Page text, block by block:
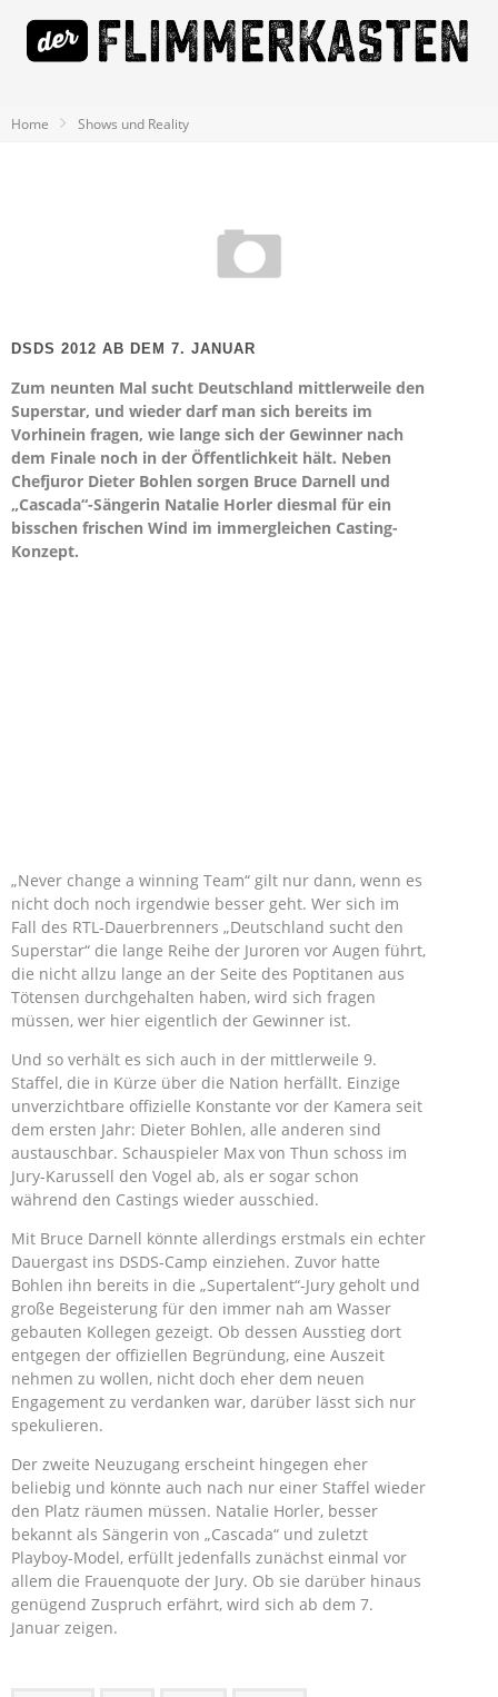
Home Shows und Reality
DSDS 2012 AB DEM 7. JANUAR
Zum neunten Mal sucht Deutschland mittlerweile den
Superstar, und wieder darf man sich bereits im
Vorhinein fragen, wie lange sich der Gewinner nach
dem Finale noch in der Öffentlichkeit hält. Neben
Chefjuror Dieter Bohlen sorgen Bruce Darnell und
„Cascada“-Sängerin Natalie Horler diesmal für ein
bisschen frischen Wind im immergleichen Casting-
Konzept.
„Never change a winning Team“ gilt nur dann, wenn es
nicht doch noch irgendwie besser geht. Wer sich im
Fall des RTL-Dauerbrenners „Deutschland sucht den
Superstar“ die lange Reihe der Juroren vor Augen führt,
die nicht allzu lange an der Seite des Poptitanen aus
Tötensen durchgehalten haben, wird sich fragen
müssen, wer hier eigentlich der Gewinner ist.
Und so verhält es sich auch in der mittlerweile 9.
Staffel, die in Kürze über die Nation herfällt. Einzige
unverzichtbare offizielle Konstante vor der Kamera seit
dem ersten Jahr: Dieter Bohlen, alle anderen sind
austauschbar. Schauspieler Max von Thun schoss im
Jury-Karussell den Vogel ab, als er sogar schon
während den Castings wieder ausschied.
Mit Bruce Darnell könnte allerdings erstmals ein echter
Dauergast ins DSDS-Camp einziehen. Zuvor hatte
Bohlen ihn bereits in die „Supertalent“-Jury geholt und
große Begeisterung für den immer nah am Wasser
gebauten Kollegen gezeigt. Ob dessen Ausstieg dort
entgegen der offiziellen Begründung, eine Auszeit
nehmen zu wollen, nicht doch eher dem neuen
Engagement zu verdanken war, darüber lässt sich nur
spekulieren.
Der zweite Neuzugang erscheint hingegen eher
beliebig und könnte auch nach nur einer Staffel wieder
den Platz räumen müssen. Natalie Horler, besser
bekannt als Sängerin von „Cascada“ und zuletzt
Playboy-Model, erfüllt jedenfalls zunächst einmal vor
allem die Frauenquote der Jury. Ob sie darüber hinaus
genügend Zuspruch erfährt, wird sich ab dem 7.
Januar zeigen.